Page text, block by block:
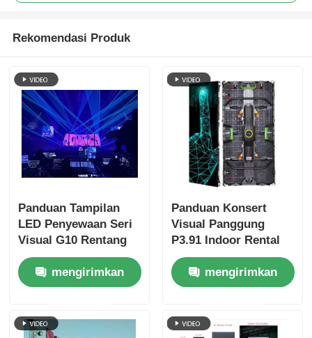
Rekomendasi Produk
Panduan Tampilan
LED Penyewaan Seri
Visual G10 Rentang
Lengkap P2.6 hingga
P4.81, Lemari yang
Dapat Dipertukarkan
mengirimkan
Panduan Konsert
Visual Panggung
P3.91 Indoor Rental
LED Display untuk
Tur, Quick Lock Dual
Backup
mengirimkan